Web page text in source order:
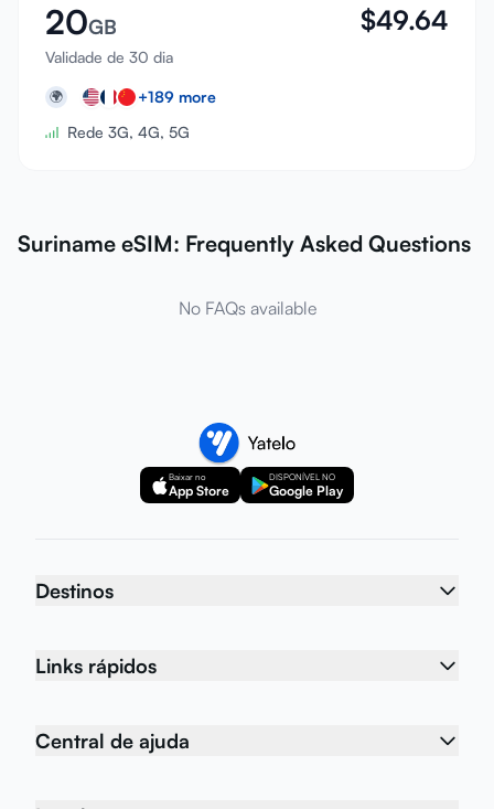
20GB
Validade de 30 dia
$49.64
🌍 +189 more
Rede 3G, 4G, 5G
Suriname eSIM: Frequently Asked Questions
No FAQs available
Baixar no
App Store
DISPONÍVEL NO
Google Play
Destinos
Links rápidos
Central de ajuda